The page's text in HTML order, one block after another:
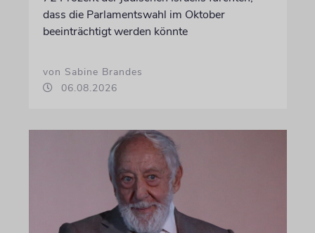
dass die Parlamentswahl im Oktober
beeinträchtigt werden könnte
von Sabine Brandes
06.08.2026